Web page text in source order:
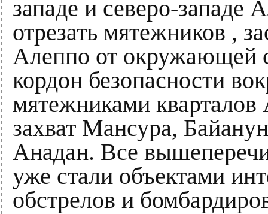
западе и северо-
отрезать мятежников ,
Алеппо от окружающей
кордон безопасности
мятежниками
захват Мансура,
Анадан. Все
уже стали объектами
обстрелов и